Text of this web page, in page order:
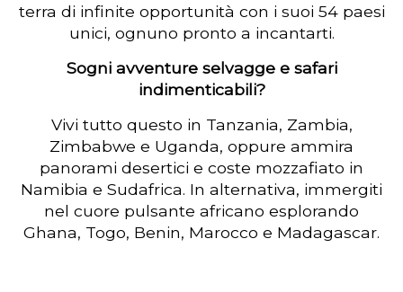
terra di infinite opportunità con i suoi 54 paesi
unici, ognuno pronto a incantarti.
Sogni avventure selvagge e safari
indimenticabili?
Vivi tutto questo in Tanzania, Zambia,
Zimbabwe e Uganda, oppure ammira
panorami desertici e coste mozzafiato in
Namibia e Sudafrica. In alternativa, immergiti
nel cuore pulsante africano esplorando
Ghana, Togo, Benin, Marocco e Madagascar.